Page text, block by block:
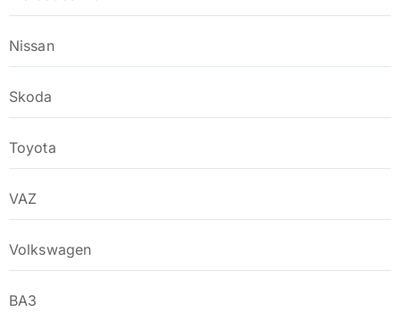
Nissan
Skoda
Toyota
VAZ
Volkswagen
ВАЗ